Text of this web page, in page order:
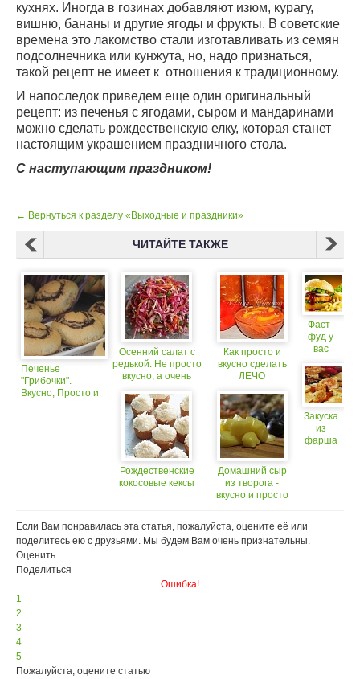
кухнях. Иногда в гозинах добавляют изюм, курагу,
вишню, бананы и другие ягоды и фрукты. В советские
времена это лакомство стали изготавливать из семян
подсолнечника или кунжута, но, надо признаться,
такой рецепт не имеет к отношения к традиционному.
И напоследок приведем еще один оригинальный
рецепт: из печенья с ягодами, сыром и мандаринами
можно сделать рождественскую елку, которая станет
настоящим украшением праздничного стола.
С наступающим праздником!
← Вернуться к разделу «Выходные и праздники»
ЧИТАЙТЕ ТАКЖЕ
Печенье
"Грибочки".
Вкусно, Просто и
Осенний салат с
редькой. Не просто
вкусно, а очень
Рождественские
кокосовые кексы
Как просто и
вкусно сделать
ЛЕЧО
Домашний сыр
из творога -
вкусно и просто
Фаст-
фуд у
вас
просто
и
вкусно
Закуска
из
фарша
Если Вам понравилась эта статья, пожалуйста, оцените её или
поделитесь ею с друзьями. Мы будем Вам очень признательны.
Оценить
Поделиться
Ошибка!
1
2
3
4
5
Пожалуйста, оцените статью